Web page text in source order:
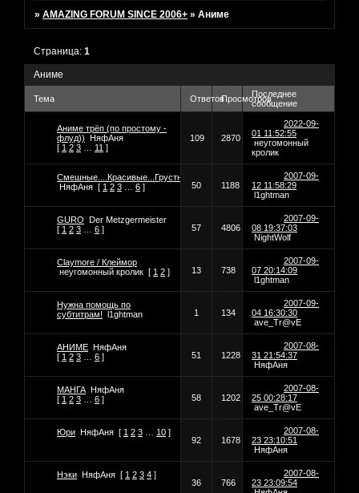
»AMAZING FORUM SINCE 2006+ »Аниме
Аниме
Страница:1
Тема ОтветовПросмотровПоследнее
сообщение
Аниме трёп (по простому -
флуд)) НяфАня
[ 1 2 3 11 ]
109 2870
2022-09-
01 11:52:55
неугомонный
кролик
Смешные....Красивые...Грустные...
НяфАня [ 1 2 3 6 ] 50 1188
2007-09-
12 11:58:29
l1ghtman
GURO Der Metzgermeister
[ 1 2 3 6 ] 57 4806
2007-09-
08 19:37:03
NightWolf
Claymore / Клеймор
неугомонный кролик [ 1 2 ] 13 738
2007-09-
07 20:14:09
l1ghtman
Нужна помощь по
субтитрам! l1ghtman 1 134
2007-09-
04 16:30:30
ave_Tr@vE
АНИМЕ НяфАня
[ 1 2 3 6 ] 51 1228
2007-08-
31 21:54:37
НяфАня
МАНГА НяфАня
[ 1 2 3 6 ] 58 1202
2007-08-
25 00:28:17
ave_Tr@vE
Юри НяфАня [ 1 2 3 10 ]
92
1678
2007-08-
23 23:10:51
НяфАня
Нэки НяфАня [ 1 2 3 4 ]
36
766
2007-08-
23 23:09:54